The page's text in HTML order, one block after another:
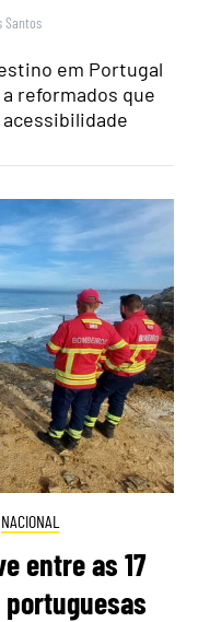
Santos
em Portugal
reformados que
NACIONAL
entre as 17